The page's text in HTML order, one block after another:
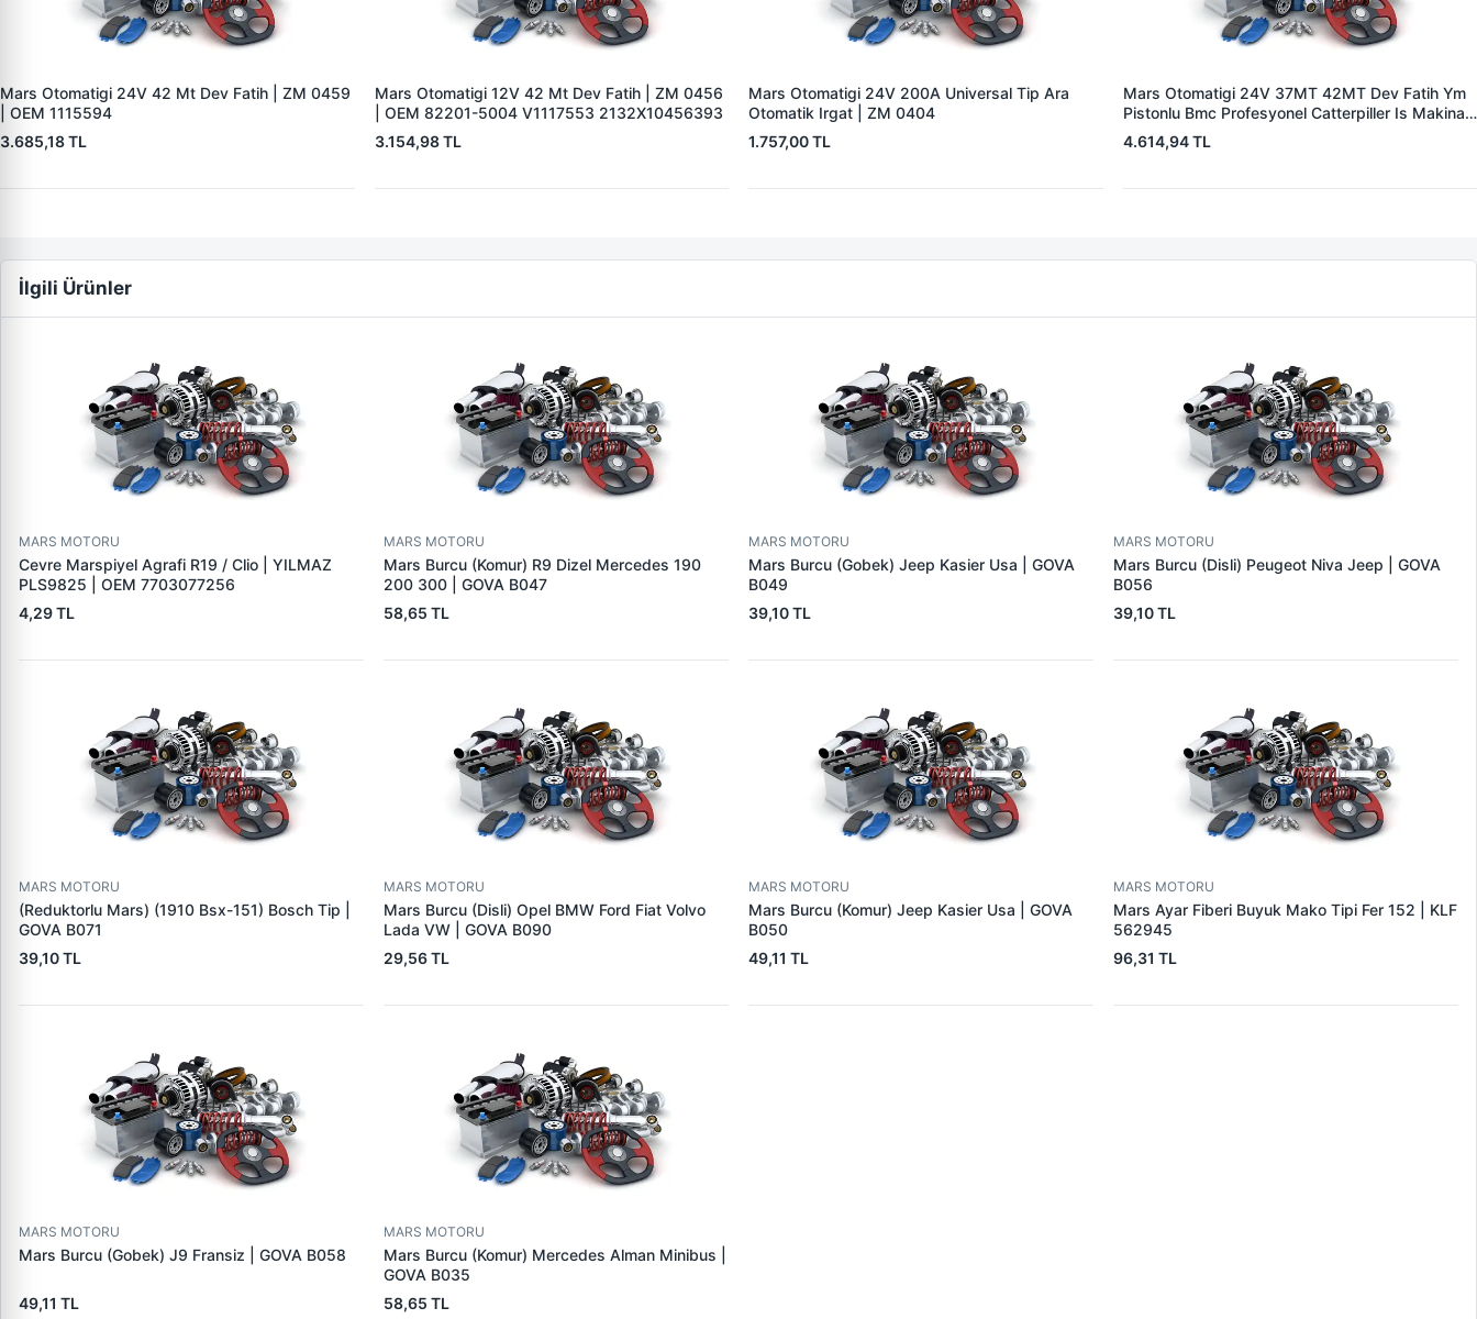
Mars Otomatigi 24V 42 Mt Dev Fatih | ZM 0459
| OEM 1115594
3.685,18 TL
Mars Otomatigi 12V 42 Mt Dev Fatih | ZM 0456
| OEM 82201-5004 V1117553 2132X10456393
3.154,98 TL
Mars Otomatigi 24V 200A Universal Tip Ara
Otomatik Irgat | ZM 0404
1.757,00 TL
Mars Otomatigi 24V 37MT 42MT Dev Fatih Ym
Pistonlu Bmc Profesyonel Catterpiller Is Makinasi
| ZM 0361 | OEM 3604650RX 7T0258 7X1955
4.614,94 TL
İlgili Ürünler
MARS MOTORU
Cevre Marspiyel Agrafi R19 / Clio | YILMAZ
PLS9825 | OEM 7703077256
4,29 TL
MARS MOTORU
Mars Burcu (Komur) R9 Dizel Mercedes 190
200 300 | GOVA B047
58,65 TL
MARS MOTORU
Mars Burcu (Gobek) Jeep Kasier Usa | GOVA
B049
39,10 TL
MARS MOTORU
Mars Burcu (Disli) Peugeot Niva Jeep | GOVA
B056
39,10 TL
MARS MOTORU
(Reduktorlu Mars) (1910 Bsx-151) Bosch Tip |
GOVA B071
39,10 TL
MARS MOTORU
Mars Burcu (Disli) Opel BMW Ford Fiat Volvo
Lada VW | GOVA B090
29,56 TL
MARS MOTORU
Mars Burcu (Komur) Jeep Kasier Usa | GOVA
B050
49,11 TL
MARS MOTORU
Mars Ayar Fiberi Buyuk Mako Tipi Fer 152 | KLF
562945
96,31 TL
MARS MOTORU
Mars Burcu (Gobek) J9 Fransiz | GOVA B058
49,11 TL
MARS MOTORU
Mars Burcu (Komur) Mercedes Alman Minibus |
GOVA B035
58,65 TL